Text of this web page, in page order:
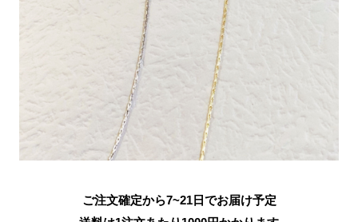
ご注文確定から7~21日でお届け予定